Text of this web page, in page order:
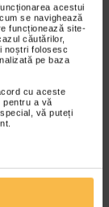
acestui
se navighează
funcționează site-
căutărilor,
noștri folosesc
pe baza
cu aceste
pentru a vă
vă puteți
afectiunile care
in gura dupa
sau acre,
normal. Cu
daca